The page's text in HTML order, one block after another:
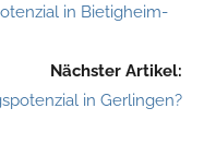
in Bietigheim-
Nächster Artikel:
in Gerlingen?